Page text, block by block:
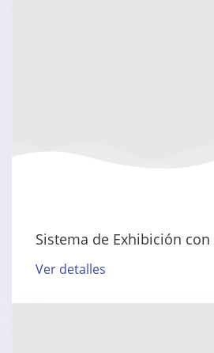
Sistema de Exhibición con
Ver detalles